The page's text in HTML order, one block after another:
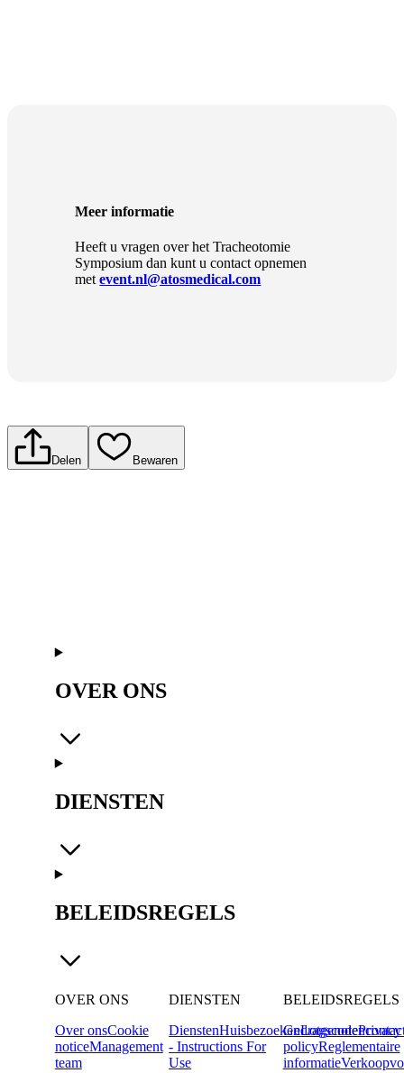
Meer informatie
Heeft u vragen over het Tracheotomie
Symposium dan kunt u contact opnemen
metevent.nl@atosmedical.com
Delen Bewaren
OVER ONS
DIENSTEN
BELEIDSREGELS
OVER ONS
Over onsCookie
noticeManagement
team
DIENSTEN
DienstenHuisbezoeken
- Instructions For
Use
BELEIDSREGELS
GedragscodePrivacy
policyReglementaire
informatie